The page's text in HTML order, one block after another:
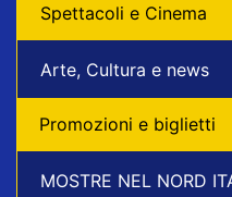
Spettacoli e Cinema
Arte, Cultura e news
Promozioni e biglietti
MOSTRE NEL NORD